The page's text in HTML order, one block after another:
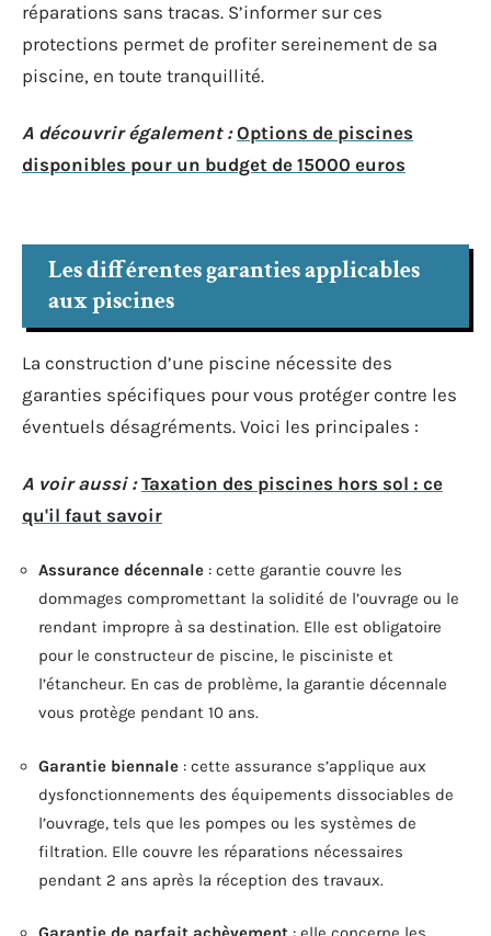
réparations sans tracas. S’informer sur ces
protections permet de profiter sereinement de sa
piscine, en toute tranquillité.
A découvrir également : Options de piscines
disponibles pour un budget de 15000 euros
Les différentes garanties applicables
aux piscines
La construction d’une piscine nécessite des
garanties spécifiques pour vous protéger contre les
éventuels désagréments. Voici les principales :
A voir aussi : Taxation des piscines hors sol : ce
qu'il faut savoir
Assurance décennale : cette garantie couvre les
dommages compromettant la solidité de l’ouvrage ou le
rendant impropre à sa destination. Elle est obligatoire
pour le constructeur de piscine, le pisciniste et
l’étancheur. En cas de problème, la garantie décennale
vous protège pendant 10 ans.
Garantie biennale : cette assurance s’applique aux
dysfonctionnements des équipements dissociables de
l’ouvrage, tels que les pompes ou les systèmes de
filtration. Elle couvre les réparations nécessaires
pendant 2 ans après la réception des travaux.